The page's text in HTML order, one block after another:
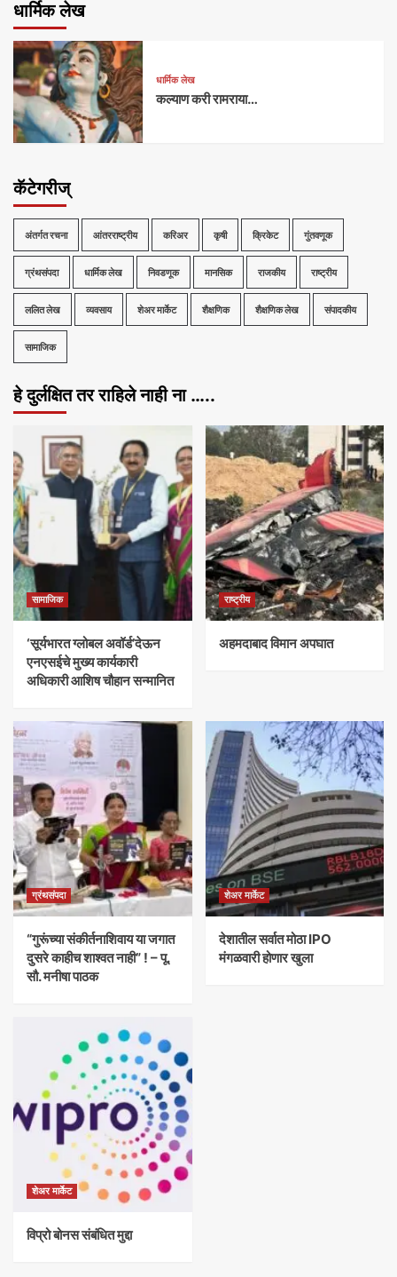
धार्मिक लेख
धार्मिक लेख
कल्याण करी रामराया…
कॅटेगरीज्
अंतर्गत रचना आंतरराष्ट्रीय करिअर कृषी क्रिकेट गुंतवणूक
ग्रंथसंपदा धार्मिक लेख निवडणूक मानसिक राजकीय राष्ट्रीय
ललित लेख व्यवसाय शेअर मार्केट शैक्षणिक शैक्षणिक लेख संपादकीय
सामाजिक
हे दुर्लक्षित तर राहिले नाही ना …..
सामाजिक
‘सूर्यभारत ग्लोबल अवॉर्ड’देऊन
एनएसईचे मुख्य कार्यकारी
अधिकारी आशिष चौहान सन्मानित
राष्ट्रीय
अहमदाबाद विमान अपघात
ग्रंथसंपदा
“गुरूंच्या संकीर्तनाशिवाय या जगात
दुसरे काहीच शाश्वत नाही” ! – पू.
सौ. मनीषा पाठक
शेअर मार्केट
देशातील सर्वात मोठा IPO
मंगळवारी होणार खुला
शेअर मार्केट
विप्रो बोनस संबंधित मुद्दा